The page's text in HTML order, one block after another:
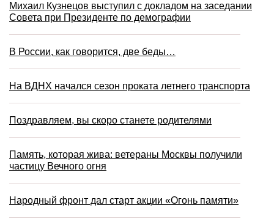
Михаил Кузнецов выступил с докладом на заседании
Совета при Президенте по демографии
В России, как говорится, две беды…
На ВДНХ начался сезон проката летнего транспорта
Поздравляем, вы скоро станете родителями
Память, которая жива: ветераны Москвы получили
частицу Вечного огня
Народный фронт дал старт акции «Огонь памяти»